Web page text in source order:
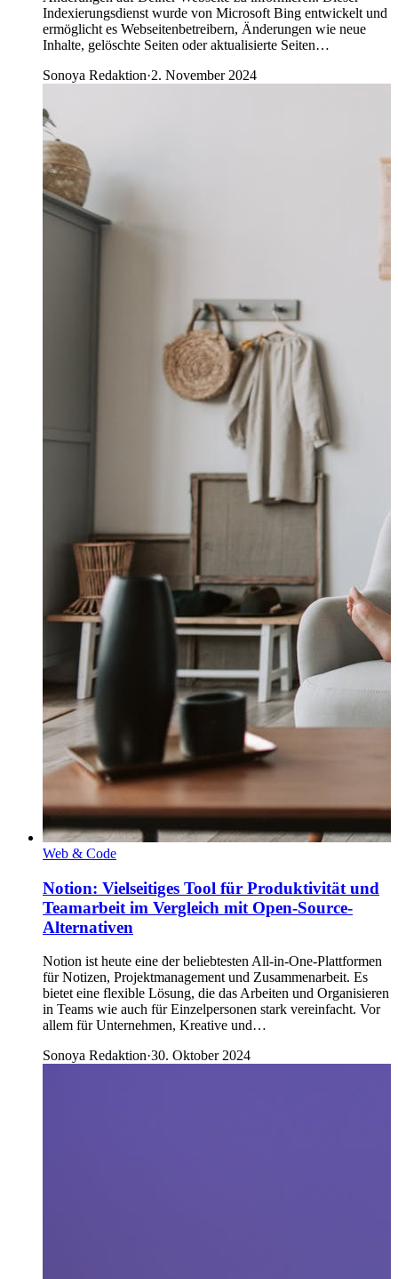
Indexierungsdienst wurde von Microsoft Bing entwickelt und
ermöglicht es Webseitenbetreibern, Änderungen wie neue
Inhalte, gelöschte Seiten oder aktualisierte Seiten…
Sonoya Redaktion·2. November 2024
Web & Code
Notion: Vielseitiges Tool für Produktivität und
Teamarbeit im Vergleich mit Open-Source-
Alternativen
Notion ist heute eine der beliebtesten All-in-One-Plattformen
für Notizen, Projektmanagement und Zusammenarbeit. Es
bietet eine flexible Lösung, die das Arbeiten und Organisieren
in Teams wie auch für Einzelpersonen stark vereinfacht. Vor
allem für Unternehmen, Kreative und…
Sonoya Redaktion·30. Oktober 2024